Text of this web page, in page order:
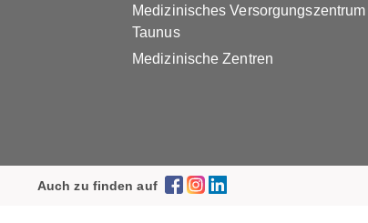
Medizinisches Versorgungszentrum
Taunus
Medizinische Zentren
Auch zu finden auf